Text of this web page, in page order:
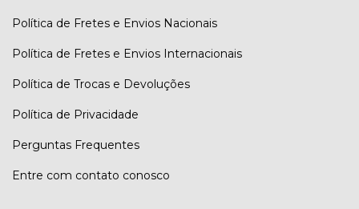
Política de Fretes e Envios Nacionais
Política de Fretes e Envios Internacionais
Política de Trocas e Devoluções
Política de Privacidade
Perguntas Frequentes
Entre com contato conosco